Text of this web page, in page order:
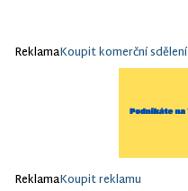
ReklamaKoupit komerční sdělení
ReklamaKoupit reklamu